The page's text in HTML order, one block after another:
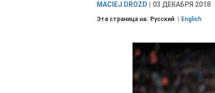
MACIEJ DROZD 03 ДЕКАБРЯ 2018
Эта страница на: Русский English